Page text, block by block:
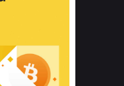
chọn các dòng
lượng quốc
tình trạng kích
điều kiện
có thể tìm hiểu
học về tác
trường